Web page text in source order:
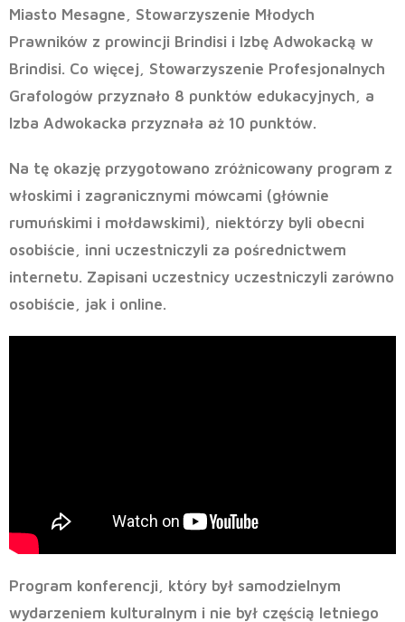
Miasto Mesagne, Stowarzyszenie Młodych
Prawników z prowincji Brindisi i Izbę Adwokacką w
Brindisi. Co więcej, Stowarzyszenie Profesjonalnych
Grafologów przyznało 8 punktów edukacyjnych, a
Izba Adwokacka przyznała aż 10 punktów.
Na tę okazję przygotowano zróżnicowany program z
włoskimi i zagranicznymi mówcami (głównie
rumuńskimi i mołdawskimi), niektórzy byli obecni
osobiście, inni uczestniczyli za pośrednictwem
internetu. Zapisani uczestnicy uczestniczyli zarówno
osobiście, jak i online.
Program konferencji, który był samodzielnym
wydarzeniem kulturalnym i nie był częścią letniego